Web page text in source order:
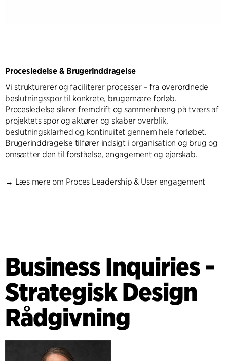
Procesledelse & Brugerinddragelse
Vi strukturerer og faciliterer processer – fra overordnede
beslutningsspor til konkrete, brugernære forløb.
Procesledelse sikrer fremdrift og sammenhæng på tværs af
projektets spor og aktører og skaber overblik,
beslutningsklarhed og kontinuitet gennem hele forløbet.
Brugerinddragelse tilfører indsigt i organisation og brug og
omsætter den til forståelse, engagement og ejerskab.
→ Læs mere om Proces Leadership & User engagement
Business Inquiries -
Strategisk Design
Rådgivning